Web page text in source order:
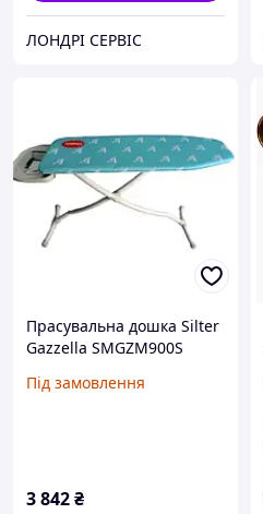
ЛОНДРІ СЕРВІС
Прасувальна дошка Silter
Gazzella SMGZM900S
Під замовлення
3 842₴